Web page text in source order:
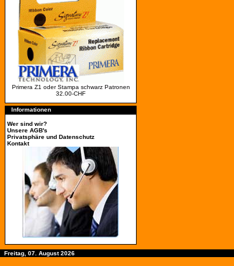
Primera Z1 oder Stampa schwarz Patronen
32.00-CHF
Informationen
Wer sind wir?
Unsere AGB's
Privatsphäre und Datenschutz
Kontakt
Freitag, 07. August 2026